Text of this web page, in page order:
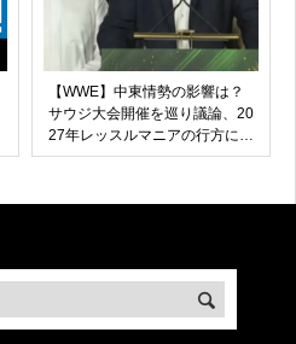
【WWE】中東情勢の影響は？
サウジ大会開催を巡り議論、20
27年レッスルマニアの行方にも
注目集まる！